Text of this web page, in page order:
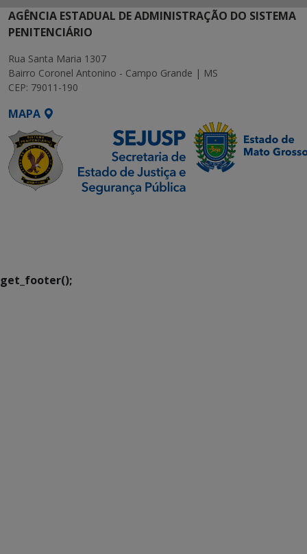
AGÊNCIA ESTADUAL DE ADMINISTRAÇÃO DO SISTEMA
PENITENCIÁRIO
Rua Santa Maria 1307
Bairro Coronel Antonino - Campo Grande | MS
CEP: 79011-190
MAPA
get_footer();